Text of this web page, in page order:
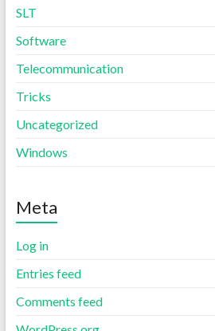
SLT
Software
Telecommunication
Tricks
Uncategorized
Windows
Meta
Log in
Entries feed
Comments feed